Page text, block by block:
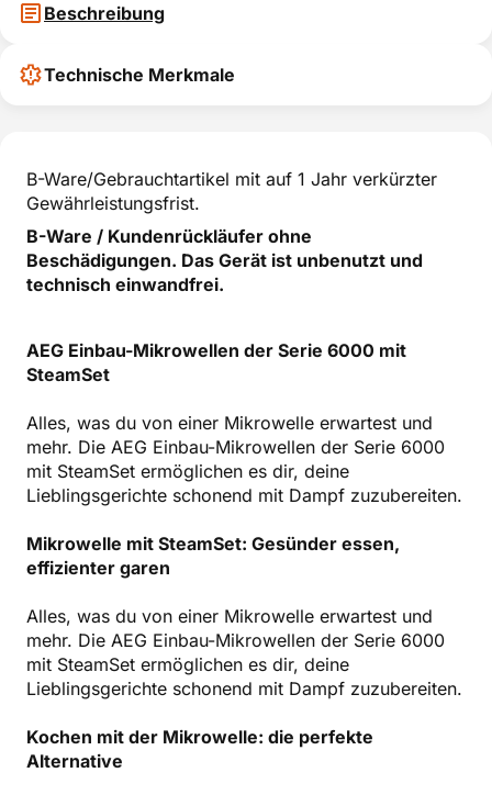
Beschreibung
Technische Merkmale
B-Ware/Gebrauchtartikel mit auf 1 Jahr verkürzter
Gewährleistungsfrist.
B-Ware / Kundenrückläufer ohne
Beschädigungen. Das Gerät ist unbenutzt und
technisch einwandfrei.
AEG Einbau-Mikrowellen der Serie 6000 mit
SteamSet
Alles, was du von einer Mikrowelle erwartest und
mehr. Die AEG Einbau-Mikrowellen der Serie 6000
mit SteamSet ermöglichen es dir, deine
Lieblingsgerichte schonend mit Dampf zuzubereiten.
Mikrowelle mit SteamSet: Gesünder essen,
effizienter garen
Alles, was du von einer Mikrowelle erwartest und
mehr. Die AEG Einbau-Mikrowellen der Serie 6000
mit SteamSet ermöglichen es dir, deine
Lieblingsgerichte schonend mit Dampf zuzubereiten.
Kochen mit der Mikrowelle: die perfekte
Alternative